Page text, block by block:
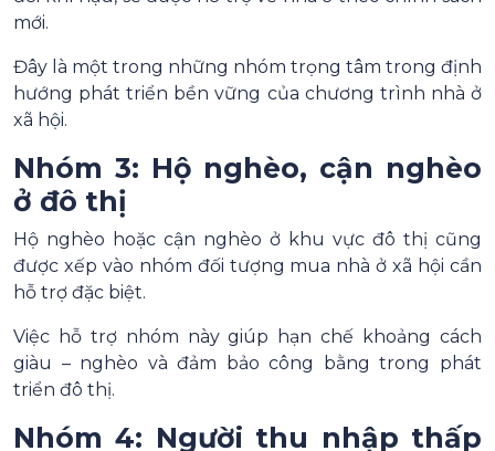
mới.
Đây là một trong những nhóm trọng tâm trong định
hướng phát triển bền vững của chương trình nhà ở
xã hội.
Nhóm 3: Hộ nghèo, cận nghèo
ở đô thị
Hộ nghèo hoặc cận nghèo ở khu vực đô thị cũng
được xếp vào nhóm đối tượng mua nhà ở xã hội cần
hỗ trợ đặc biệt.
Việc hỗ trợ nhóm này giúp hạn chế khoảng cách
giàu – nghèo và đảm bảo công bằng trong phát
triển đô thị.
Nhóm 4: Người thu nhập thấp